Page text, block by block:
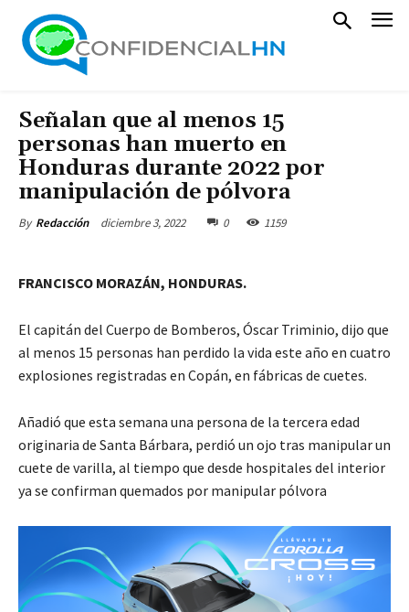
Señalan que al menos 15
personas han muerto en
Honduras durante 2022 por
manipulación de pólvora
By Redacción diciembre 3, 2022 0 1159
FRANCISCO MORAZÁN, HONDURAS.
El capitán del Cuerpo de Bomberos, Óscar Triminio, dijo que
al menos 15 personas han perdido la vida este año en cuatro
explosiones registradas en Copán, en fábricas de cuetes.
Añadió que esta semana una persona de la tercera edad
originaria de Santa Bárbara, perdió un ojo tras manipular un
cuete de varilla, al tiempo que desde hospitales del interior
ya se confirman quemados por manipular pólvora